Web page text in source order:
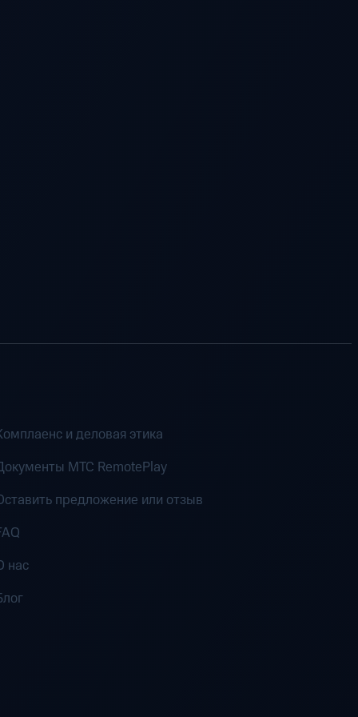
и деловая этика
MTC RemotePlay
предложение или отзыв
нас